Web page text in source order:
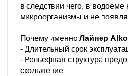
в следствии чего, в водоеме
микроорганизмы и не
Почему именно Лайнер
- Длительный срок
- Рельефная структура
скольжение